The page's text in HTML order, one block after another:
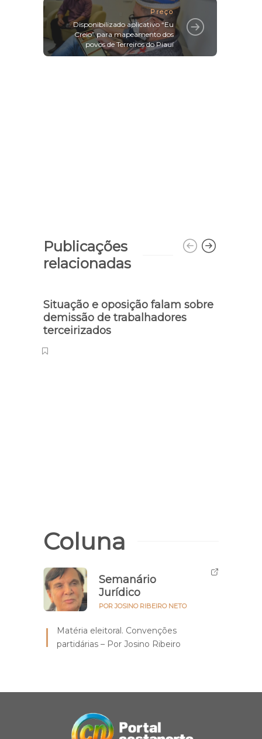
Preço
Disponibilizado aplicativo “Eu
Creio” para mapeamento dos
povos de Terreiros do Piauí
Publicações
relacionadas
Situação e oposição falam sobre
demissão de trabalhadores
terceirizados
Coluna
Semanário
Jurídico
POR JOSINO RIBEIRO NETO
Matéria eleitoral. Convenções
partidárias – Por Josino Ribeiro